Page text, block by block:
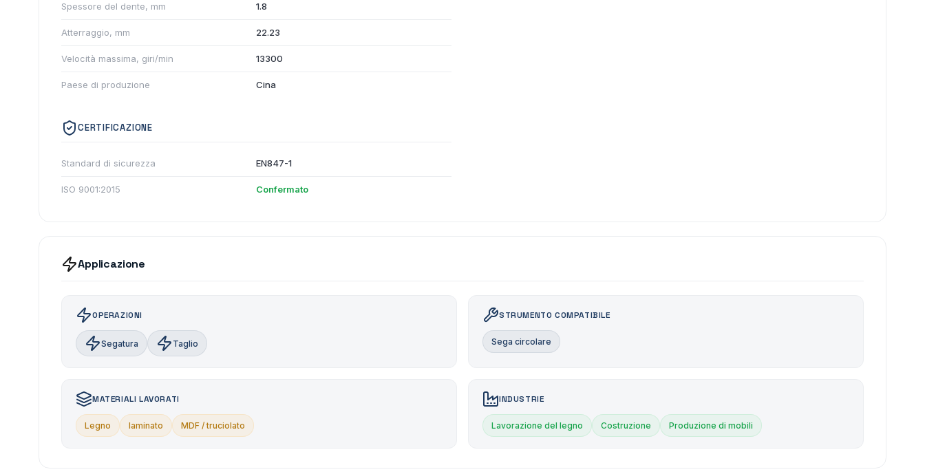
Spessore del dente, mm 1.8
Atterraggio, mm 22.23
Velocità massima, giri/min 13300
Paese di produzione Cina
CERTIFICAZIONE
Standard di sicurezza EN847-1
ISO 9001:2015 Confermato
Applicazione
OPERAZIONI
Segatura Taglio
STRUMENTO COMPATIBILE
Sega circolare
MATERIALI LAVORATI
Legno laminato MDF / truciolato
INDUSTRIE
Lavorazione del legno Costruzione Produzione di mobili